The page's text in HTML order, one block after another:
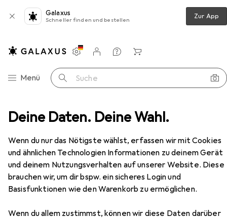
Deine Daten. Deine Wahl.
Wenn du nur das Nötigste wählst, erfassen wir mit Cookies
und ähnlichen Technologien Informationen zu deinem Gerät
und deinem Nutzungsverhalten auf unserer Website. Diese
brauchen wir, um dir bspw. ein sicheres Login und
Basisfunktionen wie den Warenkorb zu ermöglichen.
Wenn du allem zustimmst, können wir diese Daten darüber
Galaxus
Schneller finden und bestellen Zur App
Navigation nach Kategorien
Menü Suche
Einstellungen
Kundenkonto
Vergleichslisten
Merklisten
Warenkorb
Kostüm Chaks Kostüm Verleihnix: Gallier Fischhändler
EUR
65,79
ChaksKostüm Verleihnix: Gallier
M XL